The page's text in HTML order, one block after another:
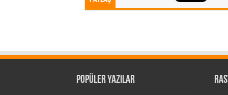
Popüler Yazılar